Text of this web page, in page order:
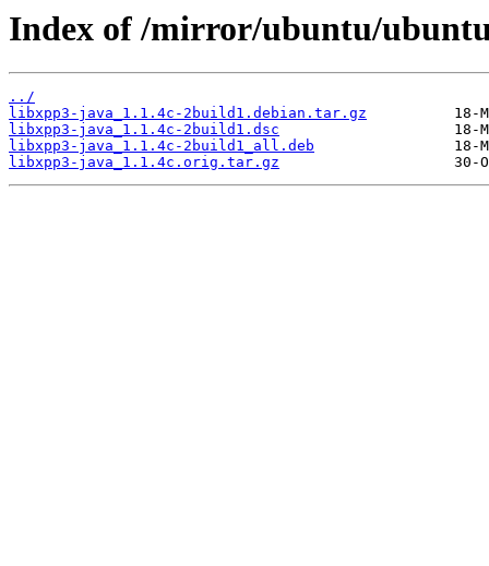
Index of /mirror/ubuntu/
../
libxpp3-java_1.1.4c-2build1.debian.tar.gz
libxpp3-java_1.1.4c-2build1.dsc
libxpp3-java_1.1.4c-2build1_all.deb
libxpp3-java_1.1.4c.orig.tar.gz